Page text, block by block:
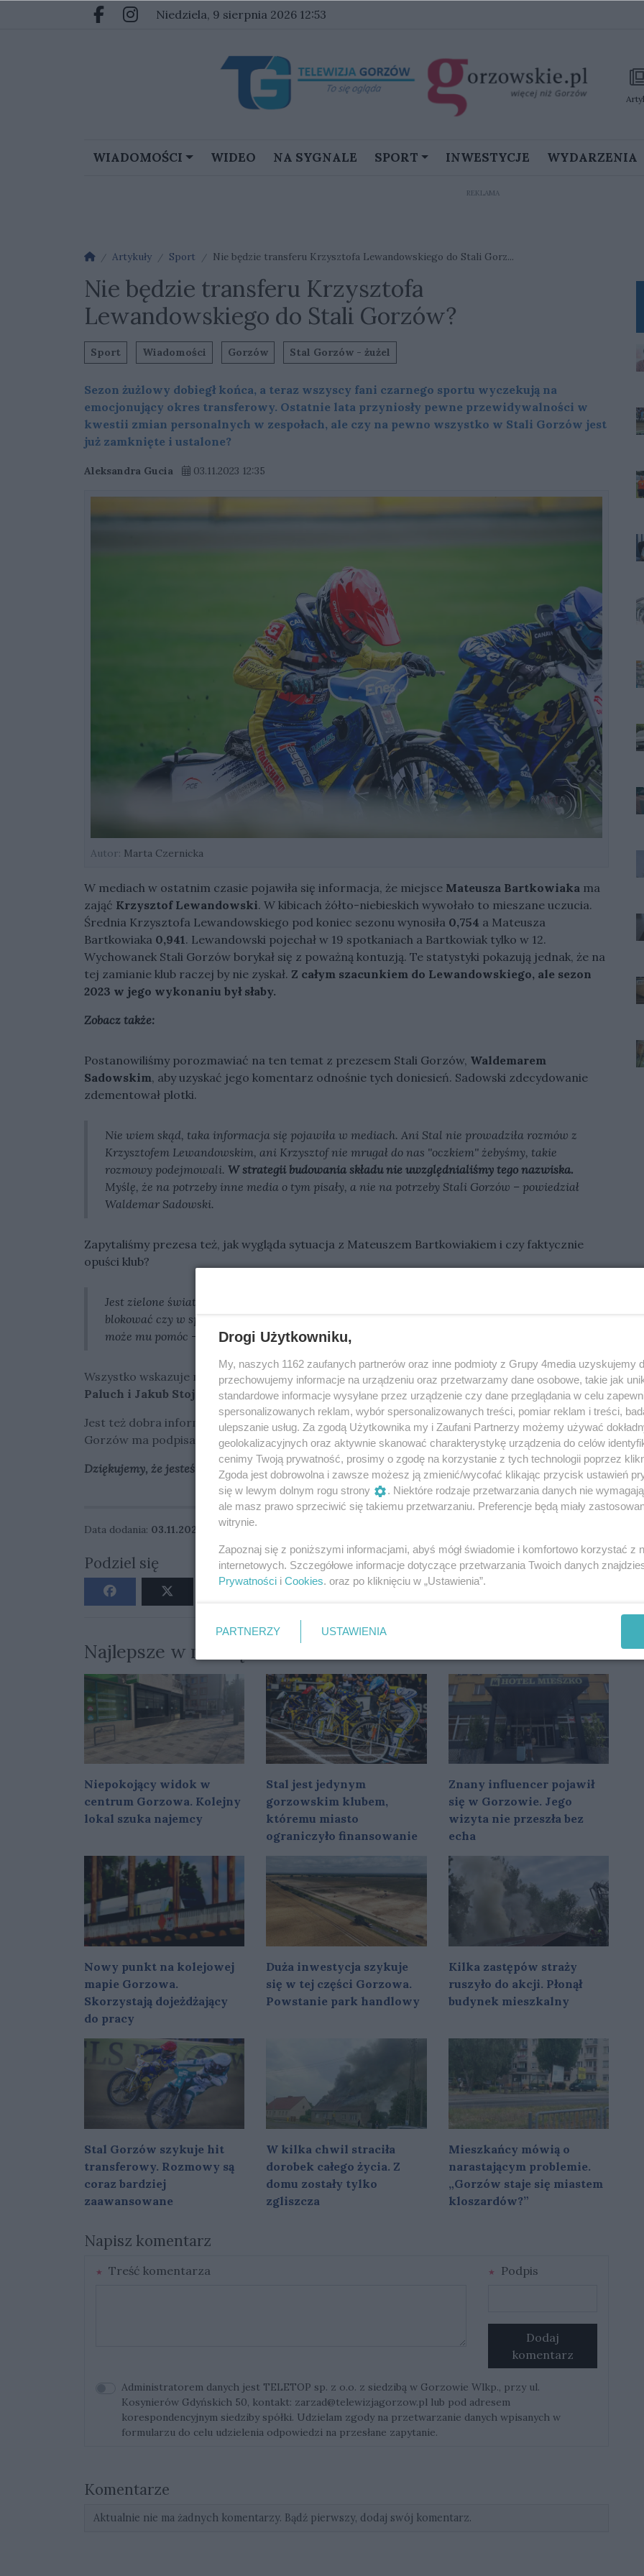
Przejdź do głównych treści
Przejdź do głównego menu
Facebook.com
Instagram.com
niedziela, 9 sierpnia 2026 12:53
WIADOMOŚCI WIDEO NA SYGNALE SPORT INWESTYCJE WYDARZENIA
REKLAMA
Strona główna
Artykuły Sport Nie będzie transferu Krzysztofa Lewandowskiego do Stali Gorz...
Nie będzie transferu Krzysztofa
Lewandowskiego do Stali Gorzów?
Sport Wiadomości Gorzów Stal Gorzów - żużel
Sezon żużlowy dobiegł końca, a teraz wszyscy fani czarnego sportu wyczekują na
emocjonujący okres transferowy. Ostatnie lata przyniosły pewne przewidywalności w
kwestii zmian personalnych w zespołach, ale czy na pewno wszystko w Stali Gorzów jest
już zamknięte i ustalone?
Aleksandra Gucia 03.11.2023 12:35
Autor: Marta Czernicka
W mediach w ostatnim czasie pojawiła się informacja, że miejsce Mateusza Bartkowiaka ma
zająć Krzysztof Lewandowski. W kibicach żółto-niebieskich wywołało to mieszane uczucia.
Średnia Krzysztofa Lewandowskiego pod koniec sezonu wynosiła 0,754 a Mateusza
Bartkowiaka 0,941. Lewandowski pojechał w 19 spotkaniach a Bartkowiak tylko w 12.
Wychowanek Stali Gorzów borykał się z poważną kontuzją. Te statystyki pokazują jednak, że na
tej zamianie klub raczej by nie zyskał. Z całym szacunkiem do Lewandowskiego, ale sezon
2023 w jego wykonaniu był słaby.
Zobacz także:
Postanowiliśmy porozmawiać na ten temat z prezesem Stali Gorzów, Waldemarem
Sadowskim, aby uzyskać jego komentarz odnośnie tych doniesień. Sadowski zdecydowanie
zdementował plotki.
Nie wiem skąd, taka informacja się pojawiła w mediach. Ani Stal nie prowadziła rozmów z
Krzysztofem Lewandowskim, ani Krzysztof nie mrugał do nas ''oczkiem'' żebyśmy, takie
rozmowy podejmowali. W strategii budowania składu nie uwzględnialiśmy tego nazwiska.
Myślę, że na potrzeby inne media o tym pisały, a nie na potrzeby Stali Gorzów – powiedział
Waldemar Sadowski.
Zapytaliśmy prezesa też, jak wygląda sytuacja z Mateuszem Bartkowiakiem i czy faktycznie
opuści klub?
Jest zielone światło. Mateusz prowadzi rozmowy. Czekamy na jakieś konkrety. Nie będziemy
blokować czy w sposób finansowy, po prostu widzimy tak, jak Mateusz, że zmiana otoczenia
może mu pomóc – wyjaśnił prezes Stali Gorzów.
Wszystko wskazuje na to, że formację młodzieżową w Stali Gorzów stanowić będąOskar
Paluch i Jakub Stojanowski.
Jest też dobra informacja dla miłośników gorzowskiego klubu. Na dniach kontrakt ze Stalą
Gorzów ma podpisać Jakub Miśkowiak.
Dziękujemy, że jesteś z nami!
Data dodania: 03.11.2023 12:35
Podziel się Oceń
Najlepsze w miesiącu
Niepokojący widok w
centrum Gorzowa. Kolejny
lokal szuka najemcy
Stal jest jedynym
gorzowskim klubem,
któremu miasto
ograniczyło finansowanie
Znany influencer pojawił
się w Gorzowie. Jego
wizyta nie przeszła bez
echa
Nowy punkt na kolejowej
mapie Gorzowa.
Skorzystają dojeżdżający
do pracy
Duża inwestycja szykuje
się w tej części Gorzowa.
Powstanie park handlowy
Kilka zastępów straży
ruszyło do akcji. Płonął
budynek mieszkalny
Stal Gorzów szykuje hit
transferowy. Rozmowy są
coraz bardziej
zaawansowane
W kilka chwil straciła
dorobek całego życia. Z
domu zostały tylko
zgliszcza
Mieszkańcy mówią o
narastającym problemie.
„Gorzów staje się miastem
kloszardów?”
Napisz komentarz
Treść komentarza Podpis
Dodaj
komentarz
Administratorem danych jest TELETOP sp. z o.o. z siedzibą w Gorzowie Wlkp., przy ul.
Kosynierów Gdyńskich 50, kontakt: zarzad@telewizjagorzow.pl lub pod adresem
korespondencyjnym siedziby spółki. Udzielam zgody na przetwarzanie danych wpisanych w
formularzu do celu udzielenia odpowiedzi na przesłane zapytanie.
Komentarze
Aktualnie nie ma żadnych komentarzy. Bądź pierwszy, dodaj swój komentarz.
Drogi Użytkowniku,
My, naszych 1162 zaufanych partnerów oraz inne podmioty z Grupy 4media uzyskujemy
przechowujemy informacje na urządzeniu oraz przetwarzamy dane osobowe, takie jak
standardowe informacje wysyłane przez urządzenie czy dane przeglądania w celu
spersonalizowanych reklam, wybór spersonalizowanych treści, pomiar reklam i treści,
ulepszanie usług. Za zgodą Użytkownika my i Zaufani Partnerzy możemy używać
geolokalizacyjnych oraz aktywnie skanować charakterystykę urządzenia do celów
cenimy Twoją prywatność, prosimy o zgodę na korzystanie z tych technologii poprzez
Zgoda jest dobrowolna i zawsze możesz ją zmienić/wycofać klikając przycisk ustawień
się w lewym dolnym rogu strony
. Niektóre rodzaje przetwarzania danych nie
ale masz prawo sprzeciwić się takiemu przetwarzaniu. Preferencje będą miały
witrynie.
Zapoznaj się z poniższymi informacjami, abyś mógł świadomie i komfortowo korzystać z
internetowych. Szczegółowe informacje dotyczące przetwarzania Twoich danych
Prywatności i Cookies. oraz po kliknięciu w „Ustawienia”.
PARTNERZY USTAWIENIA